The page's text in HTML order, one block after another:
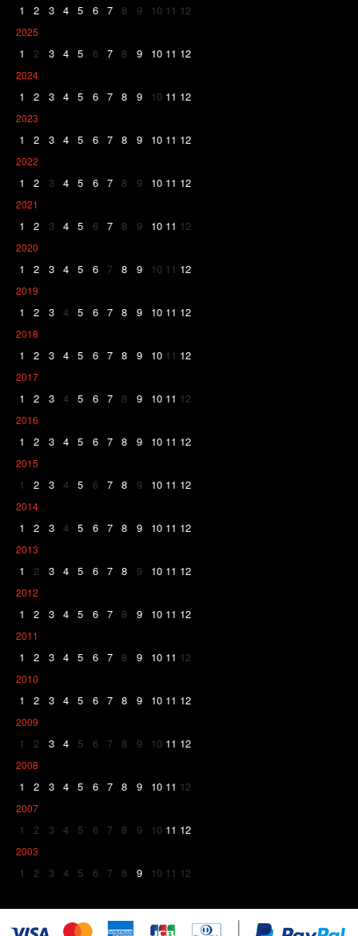
1 2 3 4 5 6 7 8 9 10 11 12
2025
1 2 3 4 5 6 7 8 9 10 11 12
2024
1 2 3 4 5 6 7 8 9 10 11 12
2023
1 2 3 4 5 6 7 8 9 10 11 12
2022
1 2 3 4 5 6 7 8 9 10 11 12
2021
1 2 3 4 5 6 7 8 9 10 11 12
2020
1 2 3 4 5 6 7 8 9 10 11 12
2019
1 2 3 4 5 6 7 8 9 10 11 12
2018
1 2 3 4 5 6 7 8 9 10 11 12
2017
1 2 3 4 5 6 7 8 9 10 11 12
2016
1 2 3 4 5 6 7 8 9 10 11 12
2015
1 2 3 4 5 6 7 8 9 10 11 12
2014
1 2 3 4 5 6 7 8 9 10 11 12
2013
1 2 3 4 5 6 7 8 9 10 11 12
2012
1 2 3 4 5 6 7 8 9 10 11 12
2011
1 2 3 4 5 6 7 8 9 10 11 12
2010
1 2 3 4 5 6 7 8 9 10 11 12
2009
1 2 3 4 5 6 7 8 9 10 11 12
2008
1 2 3 4 5 6 7 8 9 10 11 12
2007
1 2 3 4 5 6 7 8 9 10 11 12
2003
1 2 3 4 5 6 7 8 9 10 11 12